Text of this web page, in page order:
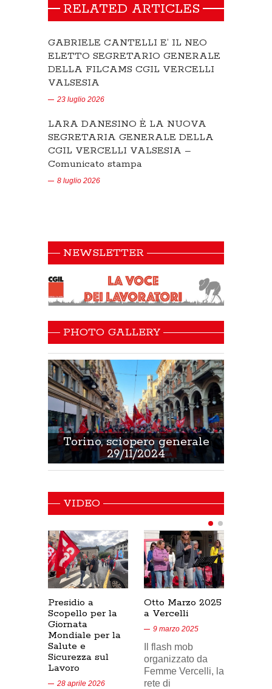
RELATED ARTICLES
GABRIELE CANTELLI E’ IL NEO
ELETTO SEGRETARIO GENERALE
DELLA FILCAMS CGIL VERCELLI
VALSESIA
23 luglio 2026
LARA DANESINO È LA NUOVA
SEGRETARIA GENERALE DELLA
CGIL VERCELLI VALSESIA –
Comunicato stampa
8 luglio 2026
NEWSLETTER
PHOTO GALLERY
Torino, sciopero generale
29/11/2024
VIDEO
Presidio a
Scopello per la
Giornata
Mondiale per la
Salute e
Sicurezza sul
Lavoro
28 aprile 2026
Otto Marzo 2025
a Vercelli
9 marzo 2025
Il flash mob
organizzato da
Femme Vercelli, la
rete di